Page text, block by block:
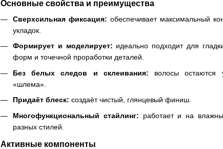
Основные свойства и преимущества
Сверхсильная фиксация: обеспечивает максимальный
укладок.
Формирует и моделирует: идеально подходит для
форм и точечной проработки деталей.
Без белых следов и склеивания: волосы остаются
«шлема».
Придаёт блеск: создаёт чистый, глянцевый финиш.
Многофункциональный стайлинг: работает и на
разных стилей.
Активные компоненты